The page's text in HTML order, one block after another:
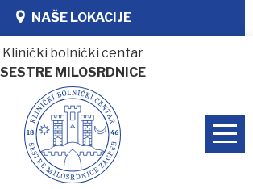
NAŠE LOKACIJE
Klinički bolnički centar
SESTRE MILOSRDNICE